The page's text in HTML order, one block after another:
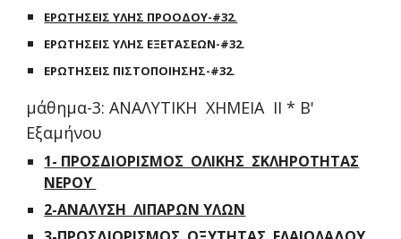
ΕΡΩΤΗΣΕΙΣ ΥΛΗΣ ΠΡΟΟΔΟΥ-#32.
ΕΡΩΤΗΣΕΙΣ ΥΛΗΣ ΕΞΕΤΑΣΕΩΝ-#32.
ΕΡΩΤΗΣΕΙΣ ΠΙΣΤΟΠΟΙΗΣΗΣ-#32.
μάθημα-3: ΑΝΑΛΥΤΙΚΗ ΧΗΜΕΙΑ ΙΙ * Β'
Εξαμήνου
1- ΠΡΟΣΔΙΟΡΙΣΜΟΣ ΟΛΙΚΗΣ ΣΚΛΗΡΟΤΗΤΑΣ
ΝΕΡΟΥ
2-ΑΝΑΛΥΣΗ ΛΙΠΑΡΩΝ ΥΛΩΝ